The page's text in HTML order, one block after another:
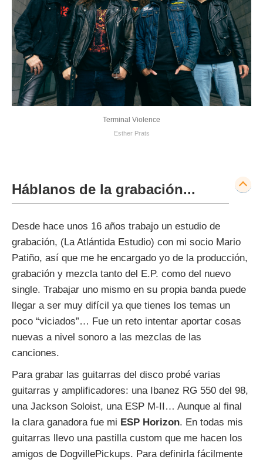
Terminal Violence
Esther Prats
Háblanos de la grabación...
Desde hace unos 16 años trabajo un estudio de
grabación, (La Atlántida Estudio) con mi socio Mario
Patiño, así que me he encargado yo de la producción,
grabación y mezcla tanto del E.P. como del nuevo
single. Trabajar uno mismo en su propia banda puede
llegar a ser muy difícil ya que tienes los temas un
poco “viciados”… Fue un reto intentar aportar cosas
nuevas a nivel sonoro a las mezclas de las
canciones.
Para grabar las guitarras del disco probé varias
guitarras y amplificadores: una Ibanez RG 550 del 98,
una Jackson Soloist, una ESP M-II… Aunque al final
la clara ganadora fue mi ESP Horizon. En todas mis
guitarras llevo una pastilla custom que me hacen los
amigos de DogvillePickups. Para definirla fácilmente